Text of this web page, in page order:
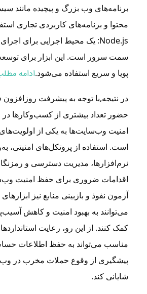
برنامه‌های وب بزرگ و پیچیده مانند
محتوا و برنامه‌های کاربردی تجاری
سمت سرور است. این ابزار برای
پویا و سریع استفاده می‌شود.ادامه
در نتیجه,با توجه به پیشرفت روزافزون
حضور تعداد بیشتری از کسب‌وکارها در
امنیت وب‌سایت‌ها به یکی از
است. استفاده از پروتکل‌های امنیتی،
نرم‌افزارها، مدیریت دسترسی و
اقدامات ضروری برای حفظ امنیت
آزمون نفوذ و بازبینی منابع نیز
می‌توانند به بهبود امنیت و کاهش
کمک کنند. از این رو، رعایت
مناسب می‌تواند به حفظ اطلاعات
پیشگیری از وقوع حملات مخرب در
شایانی کند.